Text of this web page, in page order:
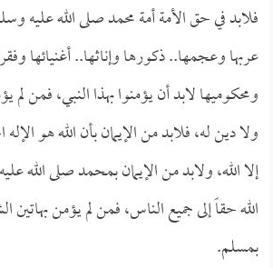
فلابد في حق الأمة أمة محمد صلى الله عليه
عربها وعجمها.. ذكورها وإناثها.. أغنيائها
ومحكوميها لابد أن يؤمنوا بهذا النبي، فمن لم
ولا دين له، فلابد من الإيمان بأن الله هو
إلا الله، ولابد من الإيمان بمحمد صلى الله
الله حقاً إلى جميع الناس، فمن لم يؤمن بهاتين
بمسلم.